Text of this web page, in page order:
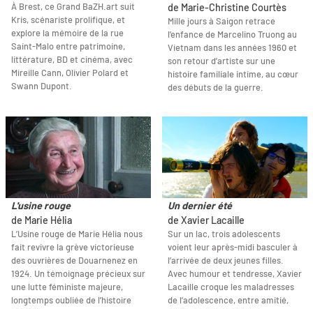
À Brest, ce Grand BaZH.art suit
Kris, scénariste prolifique, et
explore la mémoire de la rue
Saint-Malo entre patrimoine,
littérature, BD et cinéma, avec
Mireille Cann, Olivier Polard et
Swann Dupont.
de Marie-Christine Courtès
Mille jours à Saigon retrace
l’enfance de Marcelino Truong au
Vietnam dans les années 1960 et
son retour d’artiste sur une
histoire familiale intime, au cœur
des débuts de la guerre.
L'usine rouge
de Marie Hélia
L’Usine rouge de Marie Hélia nous
fait revivre la grève victorieuse
des ouvrières de Douarnenez en
1924. Un témoignage précieux sur
une lutte féministe majeure,
longtemps oubliée de l’histoire
Un dernier été
de Xavier Lacaille
Sur un lac, trois adolescents
voient leur après-midi basculer à
l’arrivée de deux jeunes filles.
Avec humour et tendresse, Xavier
Lacaille croque les maladresses
de l’adolescence, entre amitié,